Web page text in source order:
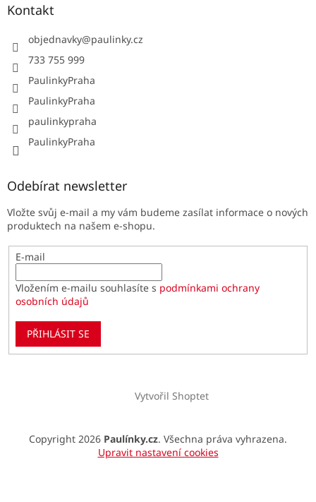
Kontakt
objednavky@paulinky.cz
733 755 999
PaulinkyPraha
PaulinkyPraha
paulinkypraha
PaulinkyPraha
Odebírat newsletter
Vložte svůj e-mail a my vám budeme zasílat informace o nových
produktech na našem e-shopu.
E-mail
Vložením e-mailu souhlasíte s podmínkami ochrany
osobních údajů
PŘIHLÁSIT SE
Vytvořil Shoptet
Copyright 2026 Paulínky.cz. Všechna práva vyhrazena.
Upravit nastavení cookies